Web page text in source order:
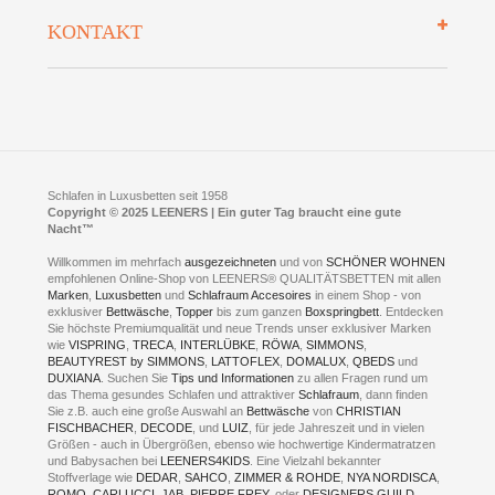
Preisgarantie
Presse
Jobs
Fotoalbum
Kontakt
KONTAKT
Neuer Showroom für unsere Onlineartikel.
Kontakt via:WhatsApp
Kontakt via:eMail
mögliche Zeiten für eine Showroom Terminreservierung
MO und DI geschlossen
MI - FR 11 bis 17 Uhr
SA 11 bis 15 Uhr
ONLINEBERATUNG UND
Schlafen in Luxusbetten seit 1958
Copyright © 2025 LEENERS | Ein guter Tag braucht eine gute
Nacht™
Willkommen im mehrfachausgezeichnetenund vonSCHÖNER WOHNEN
empfohlenen Online-Shop von LEENERS® QUALITÄTSBETTEN mit allen
Marken Luxusbetten undSchlafraum Accesoires in einem Shop - von
exklusiver Bettwäsche ,Topper bis zum ganzen Boxspringbett . Entdecken
Sie höchste Premiumqualität und neue Trends unser exklusiver Marken
wieVISPRING ,TRECA INTERLÜBKE RÖWA ,SIMMONS
BEAUTYREST by SIMMONS LATTOFLEX DOMALUX ,QBEDS und
DUXIANA . Suchen SieTips und Informationen zu allen Fragen rund um
das Thema gesundes Schlafen und attraktiverSchlafraum , dann finden
Sie z.B. auch eine große Auswahl an Bettwäsche vonCHRISTIAN
FISCHBACHER
DECODE , und LUIZ , für jede Jahreszeit und in vielen
Größen - auch in Übergrößen, ebenso wie hochwertige Kindermatratzen
und Babysachen bei LEENERS4KIDS . Eine Vielzahl bekannter
Stoffverlage wie DEDAR ,SAHCO ,ZIMMER & ROHDE NYA NORDISCA